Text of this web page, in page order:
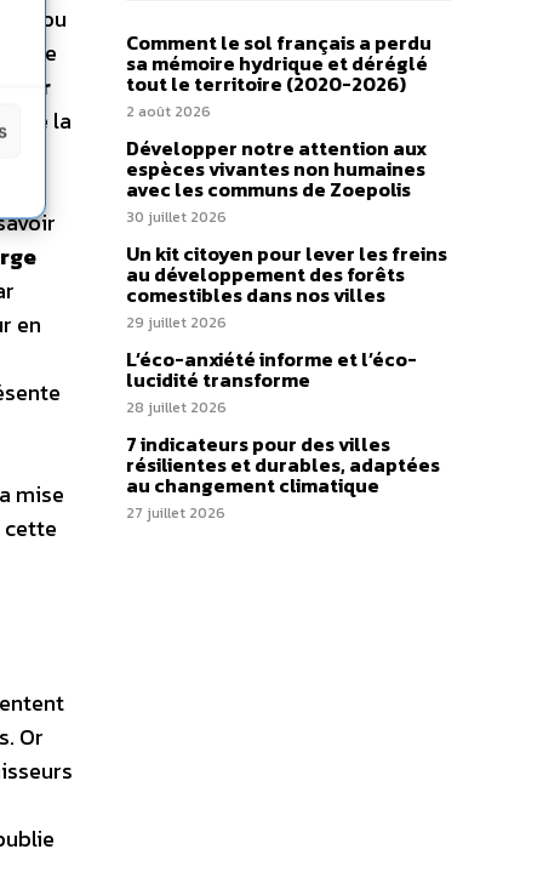
ou
sur
de la
à
en
mise
cette
Or
Comment le sol français a perdu
sa mémoire hydrique et déréglé
tout le territoire (2020-2026)
2 août 2026
Développer notre attention aux
espèces vivantes non humaines
avec les communs de Zoepolis
30 juillet 2026
Un kit citoyen pour lever les freins
au développement des forêts
comestibles dans nos villes
29 juillet 2026
L’éco-anxiété informe et l’éco-
lucidité transforme
28 juillet 2026
7 indicateurs pour des villes
résilientes et durables, adaptées
au changement climatique
27 juillet 2026